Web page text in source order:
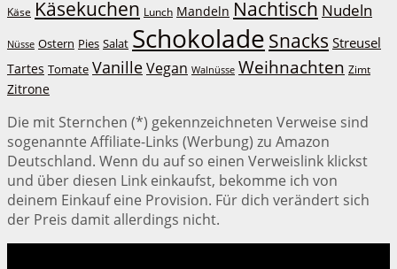
Käse Käsekuchen Lunch Mandeln Nachtisch Nudeln
Nüsse Ostern Pies Salat Schokolade Snacks Streusel
Tartes Tomate VanilleVegan Walnüsse Weihnachten Zimt
Zitrone
Die mit Sternchen (*) gekennzeichneten Verweise sind
sogenannte Affiliate-Links (Werbung) zu Amazon
Deutschland. Wenn du auf so einen Verweislink klickst
und über diesen Link einkaufst, bekomme ich von
deinem Einkauf eine Provision. Für dich verändert sich
der Preis damit allerdings nicht.